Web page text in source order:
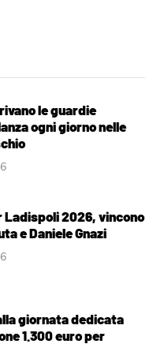
le guardie
ogni giorno nelle
Ladispoli 2026, vincono
e Daniele Gnazi
giornata dedicata
1.300 euro per